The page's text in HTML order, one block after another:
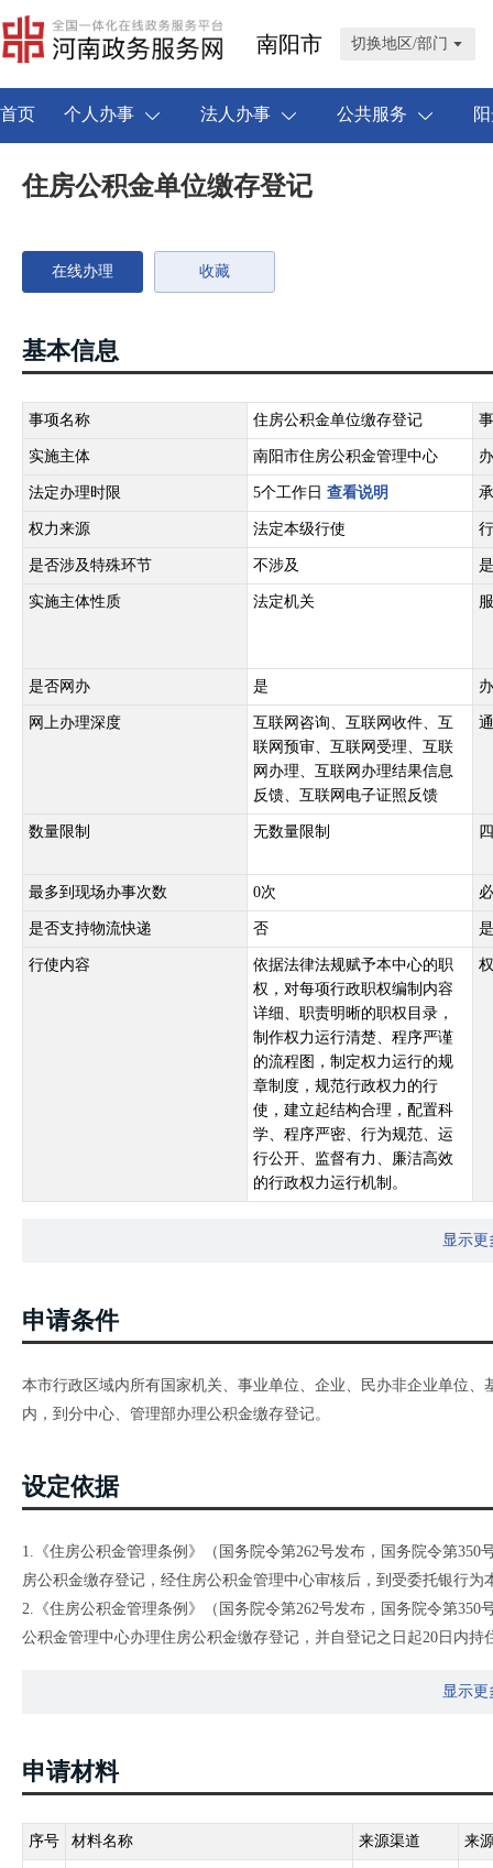
南阳市 切换地区/部门
首页 个人办事 法人办事 公共服务
住房公积金单位缴存登记
在线办理 收藏
基本信息
事项名称 住房公积金单位缴存登记
实施主体 南阳市住房公积金管理中心
法定办理时限 5个工作日 查看说明
权力来源 法定本级行使
是否涉及特殊环节 不涉及
实施主体性质 法定机关
是否网办 是
网上办理深度
互联网咨询、互联网收件、互
联网预审、互联网受理、互联
网办理、互联网办理结果信息
反馈、互联网电子证照反馈
数量限制 无数量限制
最多到现场办事次数 0次
是否支持物流快递 否
行使内容
依据法律法规赋予本中心的职
权，对每项行政职权编制内容
详细、职责明晰的职权目录，
制作权力运行清楚、程序严谨
的流程图，制定权力运行的规
章制度，规范行政权力的行
使，建立起结构合理，配置科
学、程序严密、行为规范、运
行公开、监督有力、廉洁高效
的行政权力运行机制。
显示更
申请条件
本市行政区域内所有国家机关、事业单位、企业、民办非企业单位
内，到分中心、管理部办理公积金缴存登记。
设定依据
1.《住房公积金管理条例》（国务院令第262号发布，国务院令第
房公积金缴存登记，经住房公积金管理中心审核后，到受委托银行
2.《住房公积金管理条例》（国务院令第262号发布，国务院令第
公积金管理中心办理住房公积金缴存登记，并自登记之日起20日内
3.《河南省住房公积金管理条例》（河南省人民代表大会常务委员显示更
申请材料
序号 材料名称 来源渠道 来